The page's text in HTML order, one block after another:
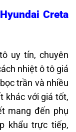
Creta
uy tín, chuyên
nhiệt ô tô giá
trần và nhiều
khác với giá tốt,
mang đến phụ
khẩu trực tiếp,